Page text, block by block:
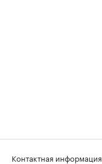
Контактная информация